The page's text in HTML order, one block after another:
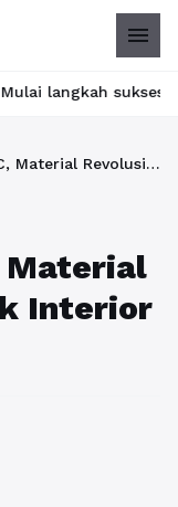
menu
hari ini! •
Elite Papan UPVC, Material Revolusioner untuk Interior Rumah Modern
Material
Interior